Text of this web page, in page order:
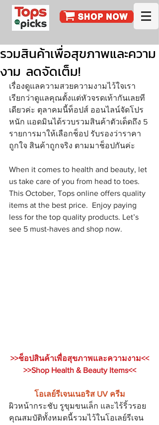
รวมสินค้าเพื่อสุขภาพและความ
งาม ลดจัดเต็ม!
เรื่องดูแลความสวยความงามไว้ใจเรา
เรียกว่าดูแลคุณตั้งแต่หัวจรดเท้ากันเลยที
เดียวค่ะ ตุลาคมนี้ท็อปส์ ออนไลน์จัดโปร
หนัก แอดมินได้รวบรวมสินค้าตัวเด็ดถึง 5
รายการมาให้เลือกช็อป รับรองว่าราคา
ถูกใจ สินค้าถูกจริง ตามมาช็อปกันค่ะ
When it comes to health and beauty, let
us take care of you from head to toes.
This October, Tops online offers quality
items at the best price.  Enjoy paying
less for the top quality products. Let’s
see 5 must-haves and shop now.
>>ช็อปสินค้าเพื่อสุขภาพและความงาม<<
>>Shop Health & Beauty Items<<
โอเลย์รีเจนเนอริส UV ครีม
ผิวหน้ากระชับ รูขุมขนเล็ก และไร้ริ้วรอย
คุณสมบัติทั้งหมดนี้รวมไว้ในโอเลย์รีเจน